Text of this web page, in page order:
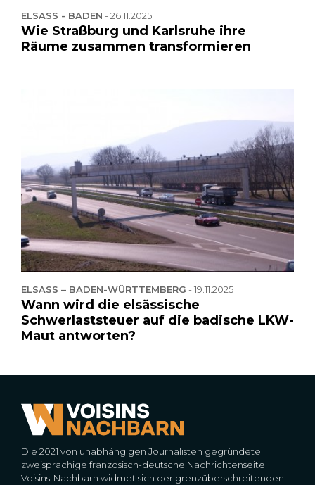
ELSASS - BADEN -26.11.2025
Wie Straßburg und Karlsruhe ihre
Räume zusammen transformieren
ELSASS – BADEN-WÜRTTEMBERG -19.11.2025
Wann wird die elsässische
Schwerlaststeuer auf die badische LKW-
Maut antworten?
Die 2021 von unabhängigen Journalisten gegründete
zweisprachige französisch-deutsche Nachrichtenseite
Voisins-Nachbarn widmet sich der grenzüberschreitenden